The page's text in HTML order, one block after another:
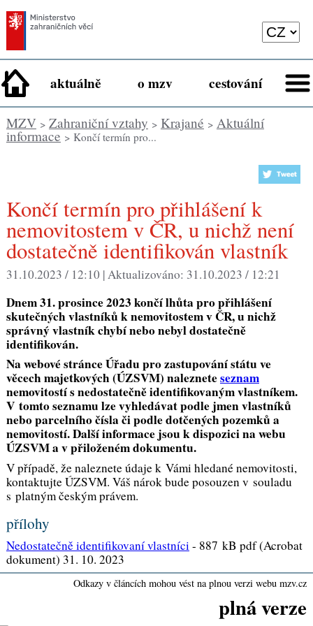
aktuálně o mzv cestování
MZV> Zahraniční vztahy > Krajané > Aktuální
informace > Končí termín pro...
Končí termín pro přihlášení k
nemovitostem v ČR, u nichž není
dostatečně identifikován vlastník
31.10.2023 / 12:10 |Aktualizováno: 31.10.2023 / 12:21
Dnem 31. prosince 2023 končí lhůta pro přihlášení
skutečných vlastníků k nemovitostem v ČR, u nichž
správný vlastník chybí nebo nebyl dostatečně
identifikován.
Na webové stránce Úřadu pro zastupování státu ve
věcech majetkových (ÚZSVM) nalezneteseznam
nemovitostí s nedostatečně identifikovaným vlastníkem.
V tomto seznamu lze vyhledávat podle jmen vlastníků
nebo parcelního čísla či podle dotčených pozemků a
nemovitostí. Další informace jsou k dispozici na webu
ÚZSVM a v přiloženém dokumentu.
V případě, že naleznete údaje k Vámi hledané nemovitosti,
kontaktujte ÚZSVM. Váš nárok bude posouzen v souladu
s platným českým právem.
přílohy
Nedostatečně identifikovaní vlastníci - 887 kB pdf (Acrobat
dokument) 31. 10. 2023
Odkazy v článcích mohou vést na plnou verzi webu mzv.cz
plná verze